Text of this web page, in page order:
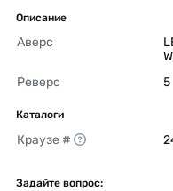
Описание
Аверс
Реверс
5
Каталоги
Краузе #
Задайте вопрос: